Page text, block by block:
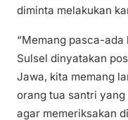
diminta melakukan
“Memang pasca-
Sulsel dinyatakan
Jawa, kita memang
orang tua santri
agar memeriksakan